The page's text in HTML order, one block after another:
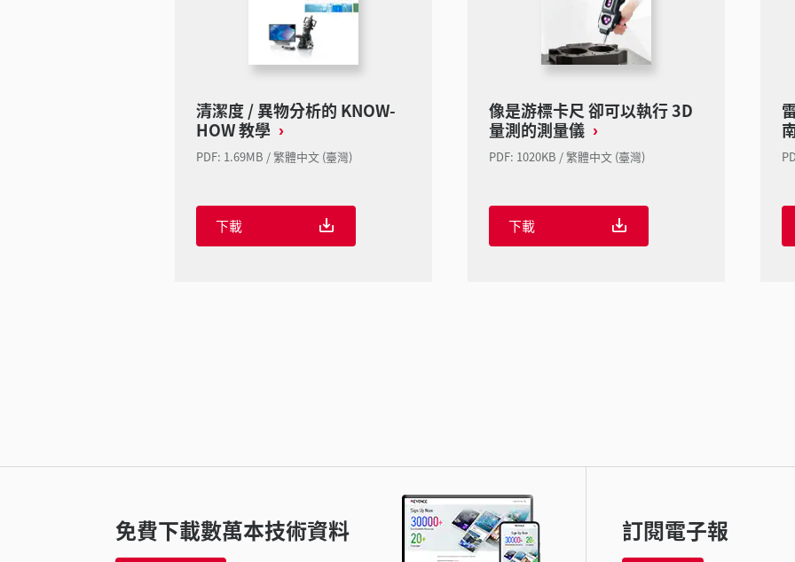
清潔度 / 異物分析的 KNOW-
HOW 教學
PDF: 1.69MB / 繁體中文 (臺灣)
下載
像是游標卡尺 卻可以執行 3D
量測的測量儀
PDF: 1020KB / 繁體中文 (臺灣)
下載
免費下載數萬本技術資料 訂閱電子報